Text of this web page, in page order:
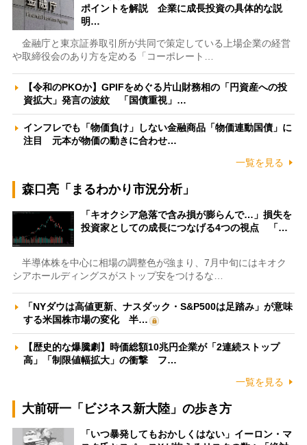
ポイントを解説 企業に成長投資の具体的な説
明…
金融庁と東京証券取引所が共同で策定している上場企業の経営
や取締役会のあり方を定める「コーポレート…
【令和のPKOか】GPIFをめぐる片山財務相の「円資産への投
資拡大」発言の波紋 「国債重視」…
インフレでも「物価負け」しない金融商品「物価連動国債」に
注目 元本が物価の動きに合わせ…
一覧を見る
森口亮「まるわかり市況分析」
「キオクシア急落で含み損が膨らんで…」損失を
投資家としての成長につなげる4つの視点 「…
半導体株を中心に相場の調整色が強まり、7月中旬にはキオク
シアホールディングスがストップ安をつけるな…
「NYダウは高値更新、ナスダック・S&P500は足踏み」が意味
する米国株市場の変化 半…
【歴史的な爆騰劇】時価総額10兆円企業が「2連続ストップ
高」「制限値幅拡大」の衝撃 フ…
一覧を見る
大前研一「ビジネス新大陸」の歩き方
「いつ暴発してもおかしくはない」イーロン・マ